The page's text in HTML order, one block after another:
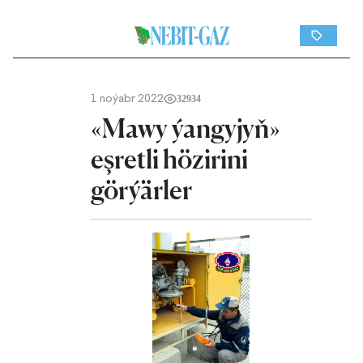
1 noýabr 2022 32934
«Mawy ýangyjyň»
eşretli hözirini
görýärler